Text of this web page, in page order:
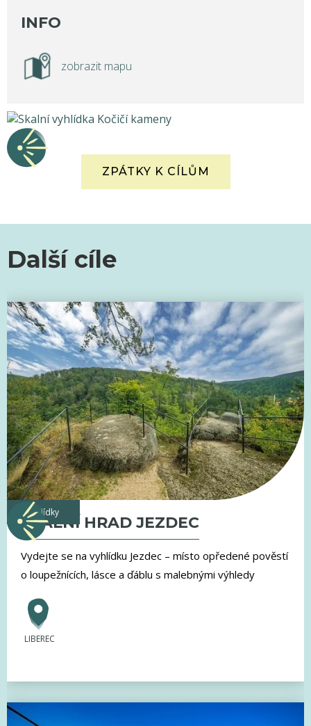
INFO
zobrazit mapu
ZPÁTKY K CÍLŮM
Další cíle
vyhlídky
SKALNÍ HRAD JEZDEC
Vydejte se na vyhlídku Jezdec – místo opředené pověstí
o loupežnících, lásce a ďáblu s malebnými výhledy
LIBEREC